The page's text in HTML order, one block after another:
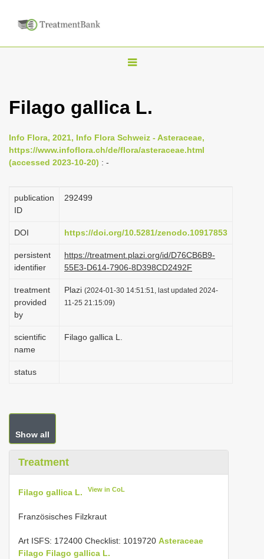
T
g
g
t
o
Filago gallica L.
Info Flora, 2021, Info Flora Schweiz - Asteraceae,
https://www.infoflora.ch/de/flora/asteraceae.html
(accessed 2023-10-20) : -
publication
ID
292499
DOI https://doi.org/10.5281/zenodo.10917853
persistent
identifier
https://treatment.plazi.org/id/D76CB6B9-
55E3-D614-7906-8D398CD2492F
treatment
provided
by
Plazi (2024-01-30 14:51:51, last updated 2024-
11-25 21:15:09)
scientific
name
Filago gallica L.
status
Show all
Treatment
Filago gallica L. View in CoL
Französisches Filzkraut
Art ISFS: 172400 Checklist: 1019720 Asteraceae
Filago Filago gallica L.